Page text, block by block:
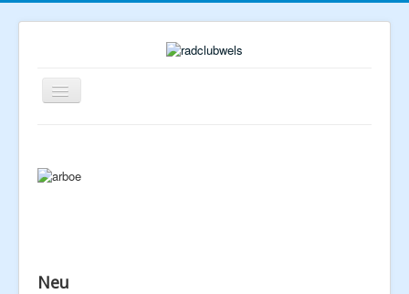
Navigation
an/aus
Neu